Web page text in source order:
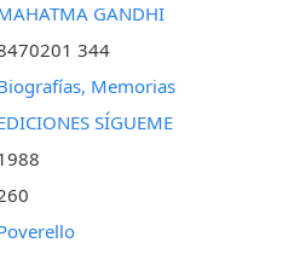
GANDHI
344
Memorias
SÍGUEME